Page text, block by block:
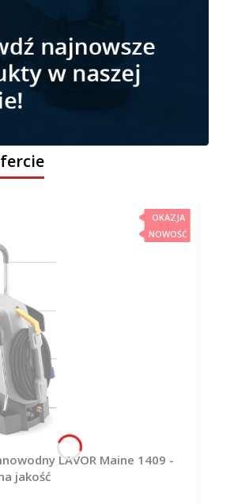
OKAZJA
NOWOŚĆ
LAVOR Maine 1409 -
jakość